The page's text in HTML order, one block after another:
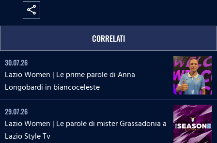
share
CORRELATI
30.07.26
Lazio Women | Le prime parole di Anna
Longobardi in biancoceleste
29.07.26
Lazio Women | Le parole di mister Grassadonia a
Lazio Style Tv